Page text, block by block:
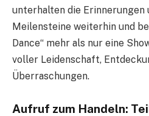
unterhalten die Erinnerungen
Meilensteine weiterhin und
Dance“ mehr als nur eine
voller Leidenschaft,
Überraschungen.
Aufruf zum Handeln: